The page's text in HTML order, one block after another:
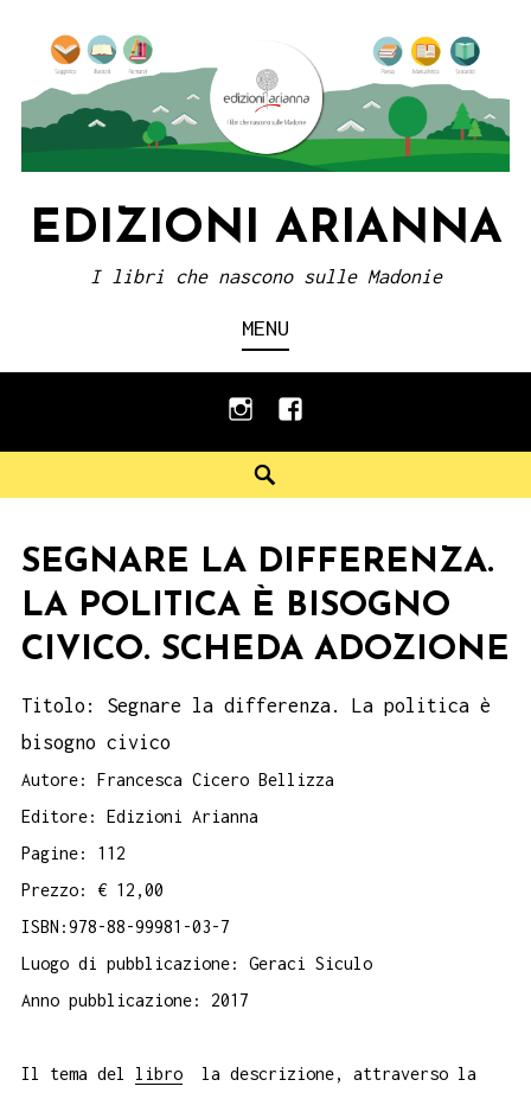
content
EDIZIONI ARIANNA
I libri che nascono sulle Madonie
MENU
instagramfacebook
SEGNARE LA DIFFERENZA.
LA POLITICA È BISOGNO
CIVICO. SCHEDA ADOZIONE
Titolo: Segnare la differenza. La politica è
bisogno civico
Autore: Francesca Cicero Bellizza
Editore: Edizioni Arianna
Pagine: 112
Prezzo: € 12,00
ISBN:978-88-99981-03-7
Luogo di pubblicazione: Geraci Siculo
Anno pubblicazione: 2017
Il tema del libro la descrizione, attraverso la